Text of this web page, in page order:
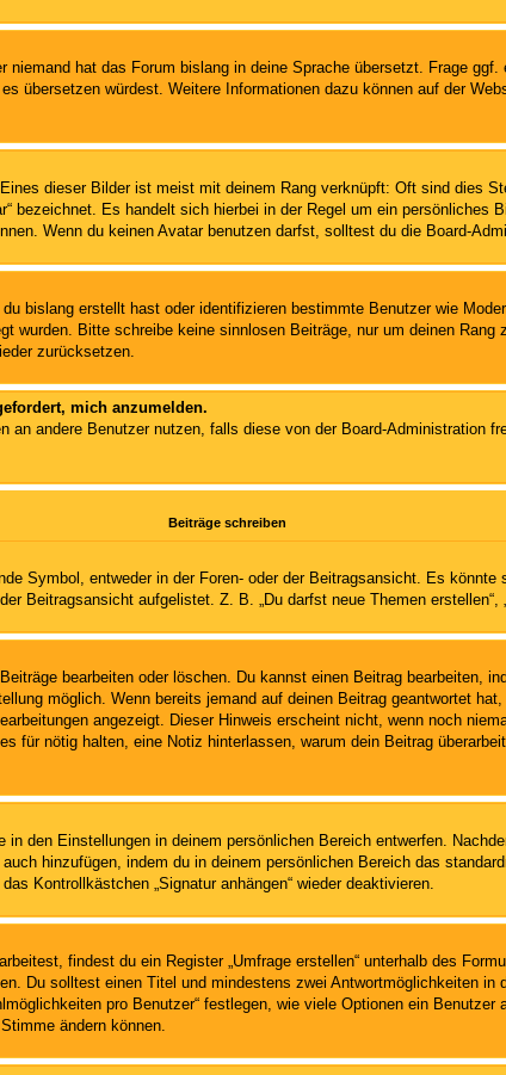
hat das Forum bislang in deine Sprache übersetzt. Frage
übersetzen würdest. Weitere Informationen dazu können auf der
dieser Bilder ist meist mit deinem Rang verknüpft: Oft sind dies
bezeichnet. Es handelt sich hierbei in der Regel um ein
Wenn du keinen Avatar benutzen darfst, solltest du die Board-
bislang erstellt hast oder identifizieren bestimmte Benutzer wie
wurden. Bitte schreibe keine sinnlosen Beiträge, nur um deinen
zurücksetzen.
mich anzumelden.
an andere Benutzer nutzen, falls diese von der Board-Administration
Beiträge schreiben
Symbol, entweder in der Foren- oder der Beitragsansicht. Es
Beitragsansicht aufgelistet. Z. B. „Du darfst neue Themen
bearbeiten oder löschen. Du kannst einen Beitrag bearbeiten,
möglich. Wenn bereits jemand auf deinen Beitrag geantwortet
angezeigt. Dieser Hinweis erscheint nicht, wenn noch
für nötig halten, eine Notiz hinterlassen, warum dein Beitrag
den Einstellungen in deinem persönlichen Bereich entwerfen.
hinzufügen, indem du in deinem persönlichen Bereich das
Kontrollkästchen „Signatur anhängen“ wieder deaktivieren.
findest du ein Register „Umfrage erstellen“ unterhalb des
Du solltest einen Titel und mindestens zwei Antwortmöglichkeiten
pro Benutzer“ festlegen, wie viele Optionen ein
ändern können.